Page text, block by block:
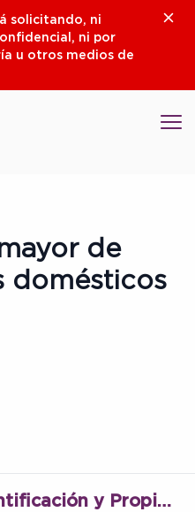
solicitando, ni
ni por
u otros medios de
de
domésticos
1 - Requisitos de Identificación y Propiedad del Inmueble